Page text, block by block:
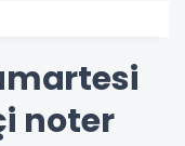
noter